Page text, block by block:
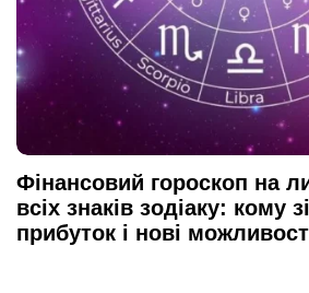
Фінансовий гороскоп на
всіх знаків зодіаку: кому
прибуток і нові